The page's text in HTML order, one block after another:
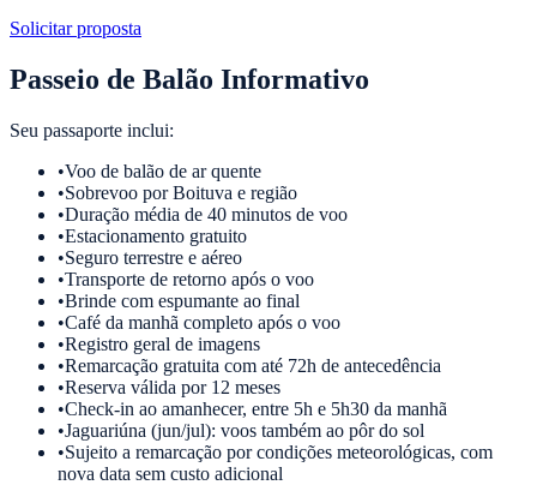
Solicitar proposta
Passeio de Balão Informativo
Seu passaporte inclui:
•Voo de balão de ar quente
•Sobrevoo por Boituva e região
•Duração média de 40 minutos de voo
•Estacionamento gratuito
•Seguro terrestre e aéreo
•Transporte de retorno após o voo
•Brinde com espumante ao final
•Café da manhã completo após o voo
•Registro geral de imagens
•Remarcação gratuita com até 72h de antecedência
•Reserva válida por 12 meses
•Check-in ao amanhecer, entre 5h e 5h30 da manhã
•Jaguariúna (jun/jul): voos também ao pôr do sol
•Sujeito a remarcação por condições meteorológicas, com
nova data sem custo adicional